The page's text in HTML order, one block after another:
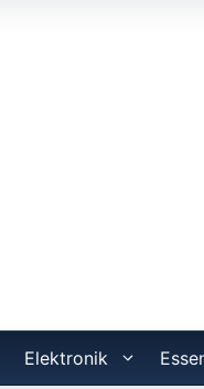
Elektronik